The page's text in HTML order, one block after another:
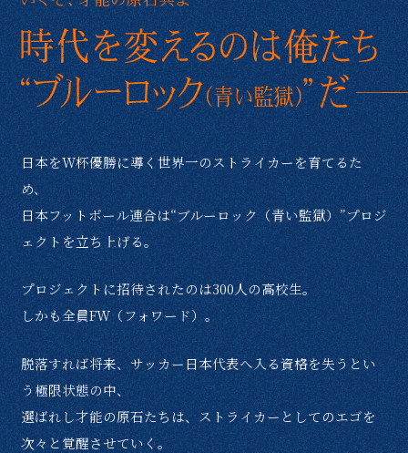
日本をW杯優勝に導く世界一のストライカーを育てるた
め、
日本フットボール連合は“ブルーロック（青い監獄）”プロジ
ェクトを立ち上げる。
プロジェクトに招待されたのは300人の高校生。
しかも全員FW（フォワード）。
脱落すれば将来、サッカー日本代表へ入る資格を失うとい
う極限状態の中、
選ばれし才能の原石たちは、ストライカーとしてのエゴを
次々と覚醒させていく。